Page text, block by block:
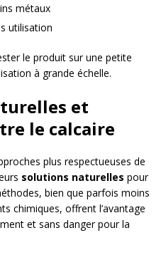
métaux
utilisation
le produit sur une petite
à grande échelle.
et
le calcaire
plus respectueuses de
solutions naturelles pour
bien que parfois moins
chimiques, offrent l’avantage
et sans danger pour la